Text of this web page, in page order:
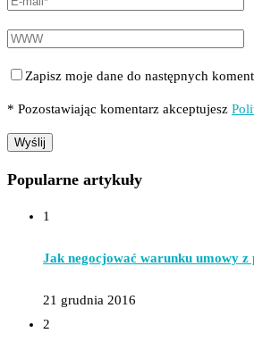
Zapisz moje dane do następnych
* Pozostawiając komentarz akceptujesz
Popularne artykuły
1
Jak negocjować warunku umowy z
21 grudnia 2016
2